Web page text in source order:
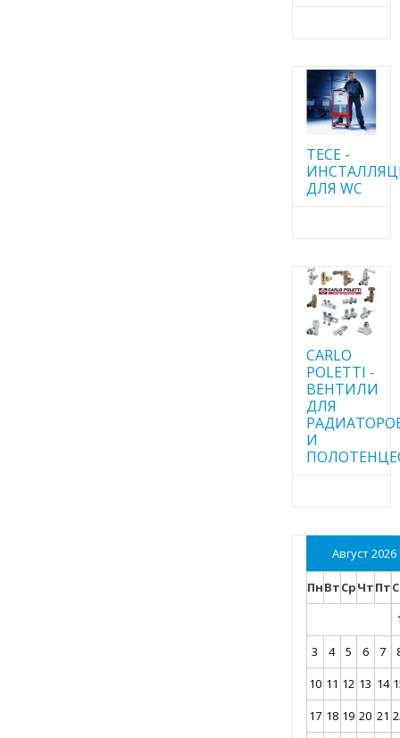
TECE -
ДЛЯ WC
CARLO
POLETTI -
ВЕНТИЛИ
ДЛЯ
И
Август 2026
ПнВтСрЧтПт
3
4 5 6 7
10 11 12 13 14
17 18 19 20 21